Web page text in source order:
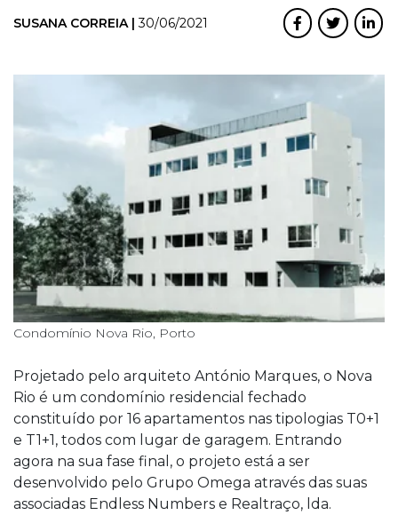
SUSANA CORREIA |30/06/2021
Condomínio Nova Rio, Porto
Projetado pelo arquiteto António Marques, o Nova
Rio é um condomínio residencial fechado
constituído por 16 apartamentos nas tipologias T0+1
e T1+1, todos com lugar de garagem. Entrando
agora na sua fase final, o projeto está a ser
desenvolvido pelo Grupo Omega através das suas
associadas Endless Numbers e Realtraço, lda.